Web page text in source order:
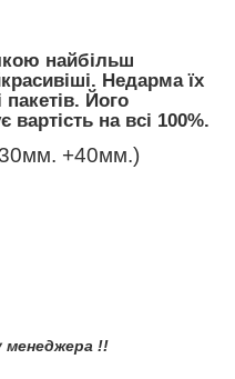
найбільш
Недарма їх
Його
вартість на всі 100%.
+40мм.)
менеджера !!